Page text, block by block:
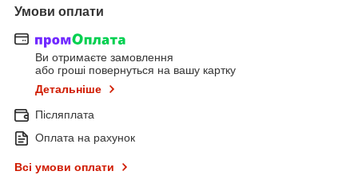
Умови оплати
Ви отримаєте замовлення
або гроші повернуться на вашу картку
Детальніше
Післяплата
Оплата на рахунок
Всі умови оплати